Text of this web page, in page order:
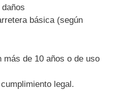
básica (según
más de 10 años o de uso
legal.